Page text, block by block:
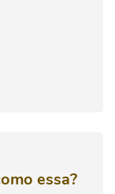
essa?